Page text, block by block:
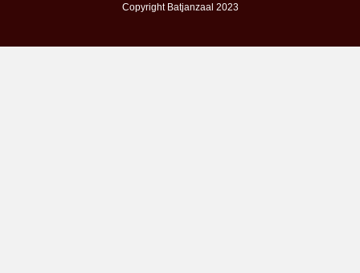
Copyright Batjanzaal 2023